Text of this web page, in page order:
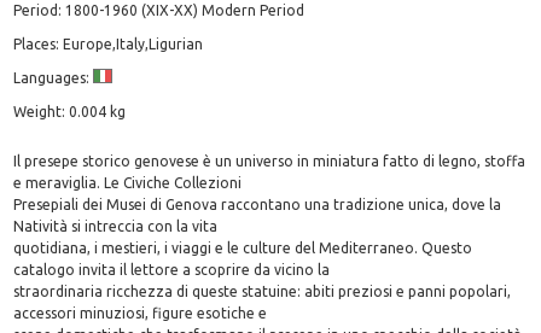
Period: 1800-1960 (XIX-XX) Modern Period
Places: Europe,Italy,Ligurian
Languages:
Weight: 0.004 kg
Il presepe storico genovese è un universo in miniatura fatto di legno, stoffa
e meraviglia. Le Civiche Collezioni
Presepiali dei Musei di Genova raccontano una tradizione unica, dove la
Natività si intreccia con la vita
quotidiana, i mestieri, i viaggi e le culture del Mediterraneo. Questo
catalogo invita il lettore a scoprire da vicino la
straordinaria ricchezza di queste statuine: abiti preziosi e panni popolari,
accessori minuziosi, figure esotiche e